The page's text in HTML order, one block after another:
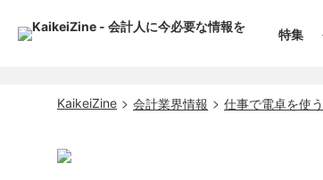
特集
KaikeiZine 会計業界情報 仕事で電卓を使